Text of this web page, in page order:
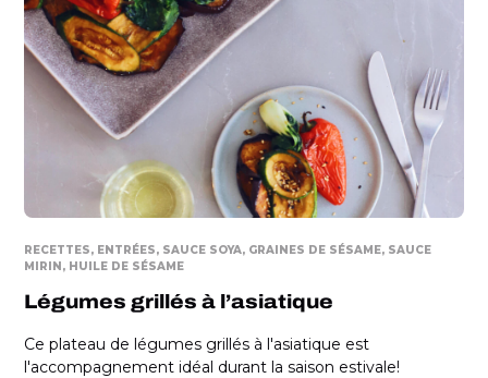
RECETTES ENTRÉES SAUCE SOYA GRAINES DE SÉSAME SAUCE
MIRIN
HUILE DE SÉSAME
Légumes grillés à l’asiatique
Ce plateau de légumes grillés à l'asiatique est
l'accompagnement idéal durant la saison estivale!